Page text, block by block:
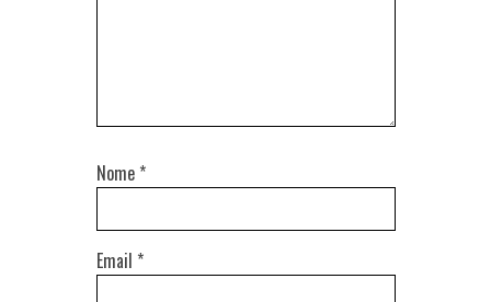
Nome *
Email *